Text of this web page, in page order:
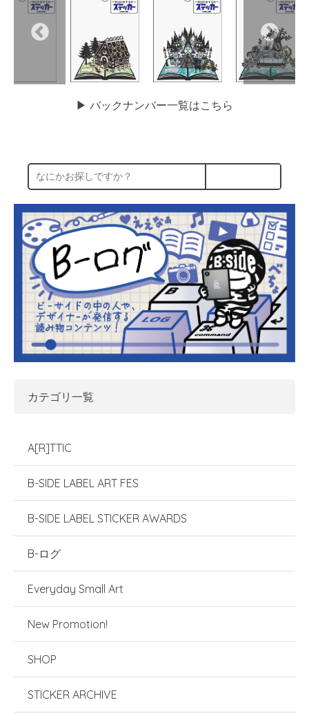
▶︎ バックナンバー一覧はこちら
カテゴリ一覧
A[R]TTIC
B-SIDE LABEL ART FES
B-SIDE LABEL STICKER AWARDS
B-ログ
Everyday Small Art
New Promotion!
SHOP
STICKER ARCHIVE